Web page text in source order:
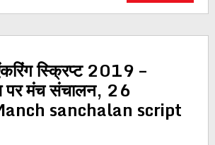
स्क्रिप्ट 2019 –
पर मंच संचालन, 26
sanchalan script